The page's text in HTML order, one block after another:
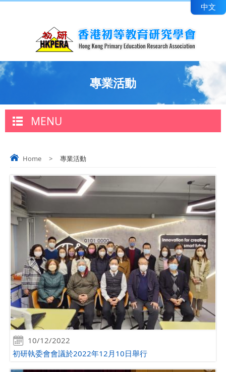
中文
專業活動
MENU
Home > 專業活動
10/12/2022
初研執委會會議於2022年12月10日舉行